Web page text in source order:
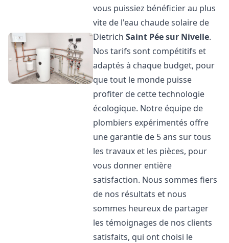
vous puissiez bénéficier au plus
vite de l'eau chaude solaire de
DietrichSaint Pée sur Nivelle.
Nos tarifs sont compétitifs et
adaptés à chaque budget, pour
que tout le monde puisse
profiter de cette technologie
écologique. Notre équipe de
plombiers expérimentés offre
une garantie de 5 ans sur tous
les travaux et les pièces, pour
vous donner entière
satisfaction. Nous sommes fiers
de nos résultats et nous
sommes heureux de partager
les témoignages de nos clients
satisfaits, qui ont choisi le